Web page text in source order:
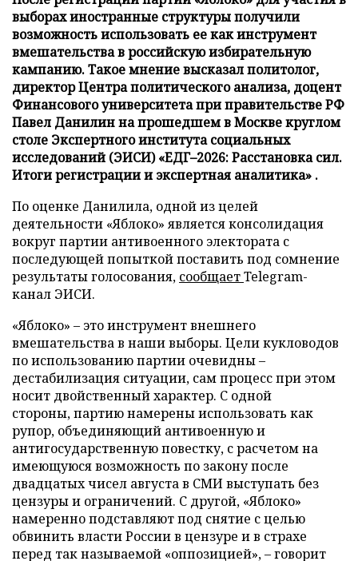
выборах иностранные структуры получили
возможность использовать ее как инструмент
вмешательства в российскую избирательную
кампанию. Такое мнение высказал политолог,
директор Центра политического анализа, доцент
Финансового университета при правительстве РФ
Павел Данилин на прошедшем в Москве круглом
столе Экспертного института социальных
исследований (ЭИСИ) «ЕДГ–2026: Расстановка сил.
Итоги регистрации и экспертная аналитика» .
По оценке Данилила, одной из целей
деятельности «Яблоко» является консолидация
вокруг партии антивоенного электората с
последующей попыткой поставить под сомнение
результаты голосования, сообщаетTelegram-
канал ЭИСИ.
«Яблоко» – это инструмент внешнего
вмешательства в наши выборы. Цели кукловодов
по использованию партии очевидны –
дестабилизация ситуации, сам процесс при этом
носит двойственный характер. С одной
стороны, партию намерены использовать как
рупор, объединяющий антивоенную и
антигосударственную повестку, с расчетом на
имеющуюся возможность по закону после
двадцатых чисел августа в СМИ выступать без
цензуры и ограничений. С другой, «Яблоко»
намеренно подставляют под снятие с целью
обвинить власти России в цензуре и в страхе
перед так называемой «оппозицией», – говорит